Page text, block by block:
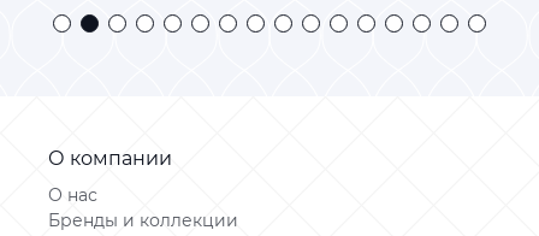
О компании
О нас
Бренды и коллекции